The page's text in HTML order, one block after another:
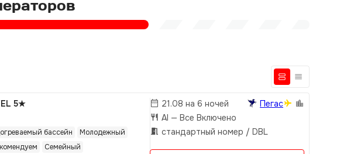
5★
бассейн
Молодежный
Семейный
21.08 на 6 ночей
Пегас
AI — Все Включено
стандартный номер / DBL